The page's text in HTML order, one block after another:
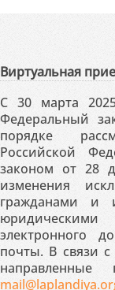
Виртуальная
С 30 марта
Федеральный
порядке
Российской
законом от 28
изменения
гражданами и
электронного
почты. В связи